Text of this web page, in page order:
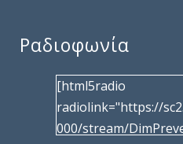
Ραδιοφωνία
[html5radio
radiolink="https://
000/stream/